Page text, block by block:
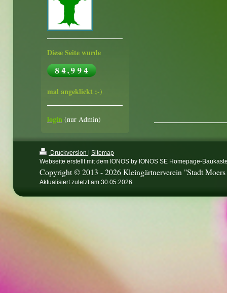
Diese Seite wurde
mal angeklickt ;-)
login (nur Admin)
Druckversion
Sitemap
Webseite erstellt mit dem IONOS by IONOS SE Homepage-
Copyright © 2013 - 2026 Kleingärtnerverein "Stadt Moers
Aktualisiert zuletzt am 30.05.2026